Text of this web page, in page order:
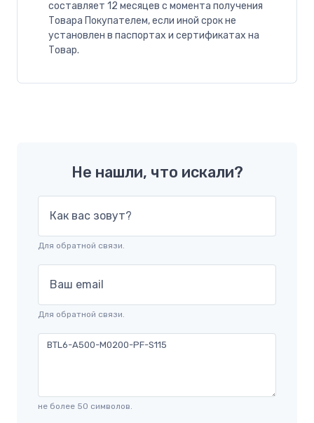
составляет 12 месяцев с момента получения
Товара Покупателем, если иной срок не
установлен в паспортах и сертификатах на
Товар.
Не нашли, что искали?
Как вас зовут?
Для обратной связи.
Ваш email
Для обратной связи.
не более 50 символов.